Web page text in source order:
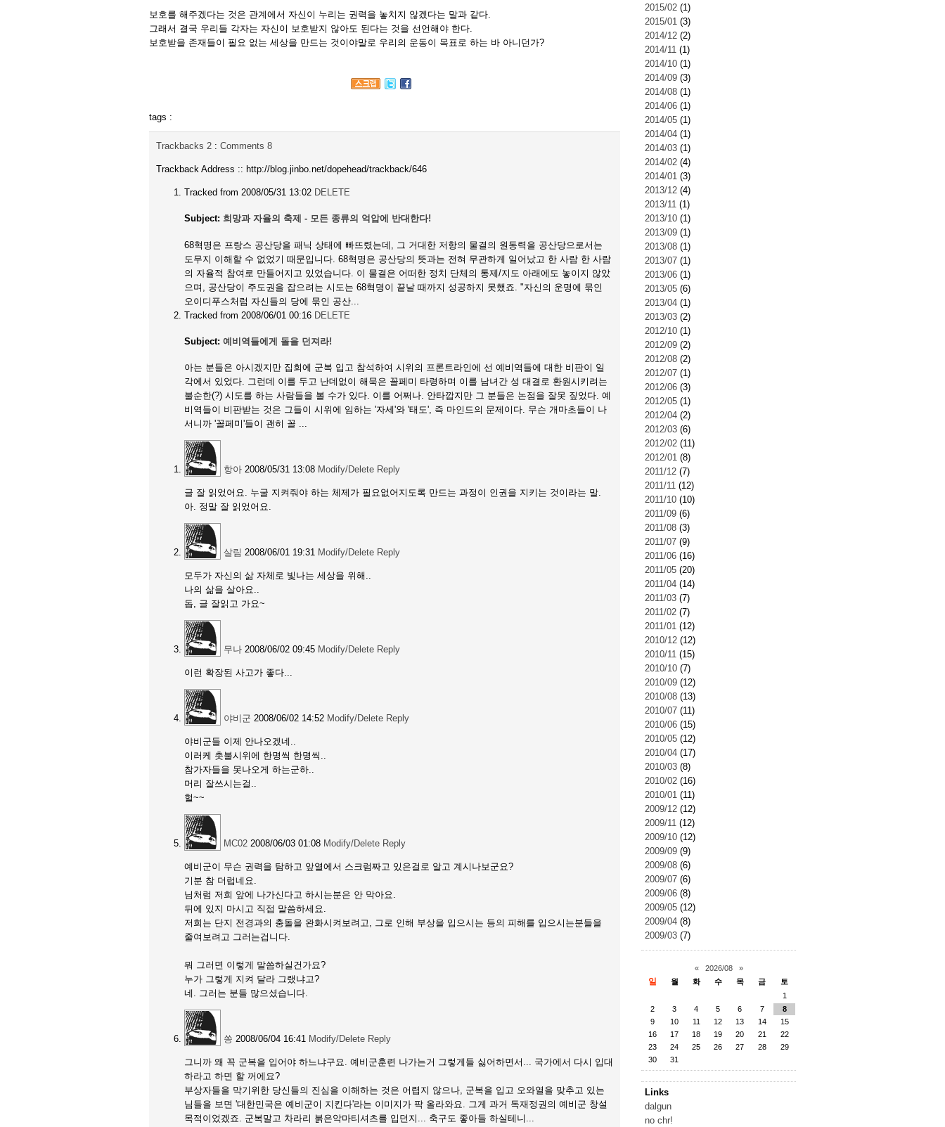
보호를 해주겠다는 것은 관계에서 자신이 누리는 권력을 놓치지 않겠다는 말과 같다.
그래서 결국 우리들 각자는 자신이 보호받지 않아도 된다는 것을 선언해야 한다.
보호받을 존재들이 필요 없는 세상을 만드는 것이야말로 우리의 운동이 목표로 하는 바 아니던가?
tags :
Trackbacks 2 : Comments 8
Trackback Address :: http://blog.jinbo.net/dopehead/trackback/646
Tracked from 2008/05/31 13:02 DELETE
Subject: 희망과 자율의 축제 - 모든 종류의 억압에 반대한다!
68혁명은 프랑스 공산당을 패닉 상태에 빠뜨렸는데, 그 거대한 저항의 물결의 원동력을 공산당으로서는
도무지 이해할 수 없었기 때문입니다. 68혁명은 공산당의 뜻과는 전혀 무관하게 일어났고 한 사람 한 사람
의 자율적 참여로 만들어지고 있었습니다. 이 물결은 어떠한 정치 단체의 통제/지도 아래에도 놓이지 않았
으며, 공산당이 주도권을 잡으려는 시도는 68혁명이 끝날 때까지 성공하지 못했죠. "자신의 운명에 묶인
오이디푸스처럼 자신들의 당에 묶인 공산...
Tracked from 2008/06/01 00:16 DELETE
Subject: 예비역들에게 돌을 던져라!
아는 분들은 아시겠지만 집회에 군복 입고 참석하여 시위의 프론트라인에 선 예비역들에 대한 비판이 일
각에서 있었다. 그런데 이를 두고 난데없이 해묵은 꼴페미 타령하며 이를 남녀간 성 대결로 환원시키려는
불순한(?) 시도를 하는 사람들을 볼 수가 있다. 이를 어쩌나. 안타깝지만 그 분들은 논점을 잘못 짚었다. 예
비역들이 비판받는 것은 그들이 시위에 임하는 '자세'와 '태도', 즉 마인드의 문제이다. 무슨 개마초들이 나
서니까 '꼴페미'들이 괜히 꼴 ...
항아 2008/05/31 13:08 Modify/Delete Reply
글 잘 읽었어요. 누굴 지켜줘야 하는 체제가 필요없어지도록 만드는 과정이 인권을 지키는 것이라는 말.
아. 정말 잘 읽었어요.
살림 2008/06/01 19:31 Modify/Delete Reply
모두가 자신의 삶 자체로 빛나는 세상을 위해..
나의 삶을 살아요..
돕, 글 잘읽고 가요~
무나 2008/06/02 09:45 Modify/Delete Reply
이런 확장된 사고가 좋다...
야비군 2008/06/02 14:52 Modify/Delete Reply
야비군들 이제 안나오겠네..
이러케 촛불시위에 한명씩 한명씩..
참가자들을 못나오게 하는군하..
머리 잘쓰시는걸..
헐~~
MC02 2008/06/03 01:08 Modify/Delete Reply
예비군이 무슨 권력을 탐하고 앞열에서 스크럼짜고 있은걸로 알고 계시나보군요?
기분 참 더럽네요.
님처럼 저희 앞에 나가신다고 하시는분은 안 막아요.
뒤에 있지 마시고 직접 말씀하세요.
저희는 단지 전경과의 충돌을 완화시켜보려고, 그로 인해 부상을 입으시는 등의 피해를 입으시는분들을
줄여보려고 그러는겁니다.
뭐 그러면 이렇게 말씀하실건가요?
누가 그렇게 지켜 달라 그랬냐고?
네. 그러는 분들 많으셨습니다.
쏭 2008/06/04 16:41 Modify/Delete Reply
그니까 왜 꼭 군복을 입어야 하느냐구요. 예비군훈련 나가는거 그렇게들 싫어하면서... 국가에서 다시 입대
하라고 하면 할 꺼에요?
부상자들을 막기위한 당신들의 진심을 이해하는 것은 어렵지 않으나, 군복을 입고 오와열을 맞추고 있는
님들을 보면 '대한민국은 예비군이 지킨다'라는 이미지가 팍 올라와요. 그게 과거 독재정권의 예비군 창설
목적이었겠죠. 군복말고 차라리 붉은악마티셔츠를 입던지... 축구도 좋아들 하실테니...
2015/02 (1)
2015/01 (3)
2014/12 (2)
2014/11 (1)
2014/10 (1)
2014/09 (3)
2014/08 (1)
2014/06 (1)
2014/05 (1)
2014/04 (1)
2014/03 (1)
2014/02 (4)
2014/01 (3)
2013/12 (4)
2013/11 (1)
2013/10 (1)
2013/09 (1)
2013/08 (1)
2013/07 (1)
2013/06 (1)
2013/05 (6)
2013/04 (1)
2013/03 (2)
2012/10 (1)
2012/09 (2)
2012/08 (2)
2012/07 (1)
2012/06 (3)
2012/05 (1)
2012/04 (2)
2012/03 (6)
2012/02 (11)
2012/01 (8)
2011/12 (7)
2011/11 (12)
2011/10 (10)
2011/09 (6)
2011/08 (3)
2011/07 (9)
2011/06 (16)
2011/05 (20)
2011/04 (14)
2011/03 (7)
2011/02 (7)
2011/01 (12)
2010/12 (12)
2010/11 (15)
2010/10 (7)
2010/09 (12)
2010/08 (13)
2010/07 (11)
2010/06 (15)
2010/05 (12)
2010/04 (17)
2010/03 (8)
2010/02 (16)
2010/01 (11)
2009/12 (12)
2009/11 (12)
2009/10 (12)
2009/09 (9)
2009/08 (6)
2009/07 (6)
2009/06 (8)
2009/05 (12)
2009/04 (8)
2009/03 (7)
« 2026/08 »
일 월 화 수 목 금
토
1
2
3 4 5 6 7
8
9
10 11 12 13 14
15
16
17 18 19 20 21
22
23
24 25 26 27 28
29
30
31
Links
dalgun
no chr!